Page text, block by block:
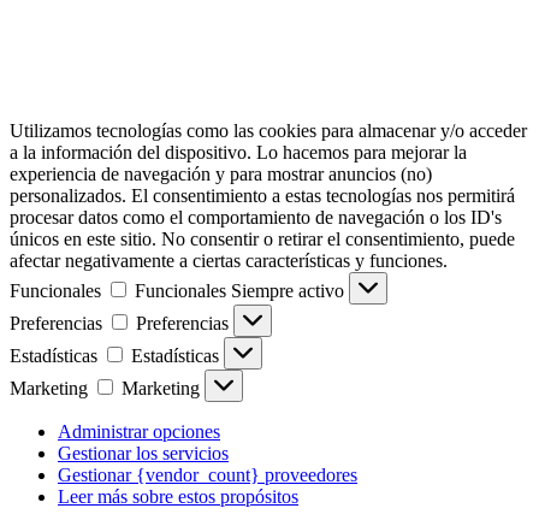
Utilizamos tecnologías como las cookies para almacenar y/o acceder
a la información del dispositivo. Lo hacemos para mejorar la
experiencia de navegación y para mostrar anuncios (no)
personalizados. El consentimiento a estas tecnologías nos permitirá
procesar datos como el comportamiento de navegación o los ID's
únicos en este sitio. No consentir o retirar el consentimiento, puede
afectar negativamente a ciertas características y funciones.
Funcionales
Funcionales Siempre activo
Preferencias
Preferencias
Estadísticas
Estadísticas
Marketing
Marketing
Administrar opciones
Gestionar los servicios
Gestionar {vendor_count} proveedores
Leer más sobre estos propósitos